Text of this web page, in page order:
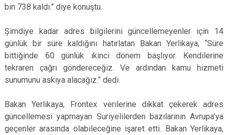
bin 738 kaldı.” diye konuştu.
Şimdiye kadar adres bilgilerini güncellemeyenler için 14
günlük bir süre kaldığını hatırlatan Bakan Yerlikaya, “Süre
bittiğinde 60 günlük ikinci dönem başlıyor. Kendilerine
tekraren çağrı göndereceğiz. Ve ardından kamu hizmeti
sunumunu askıya alacağız.” dedi.
Bakan Yerlikaya, Frontex verilerine dikkat çekerek adres
güncellemesi yapmayan Suriyelilerden bazılarının Avrupa’ya
geçenler arasında olabileceğine işaret etti. Bakan Yerlikaya,